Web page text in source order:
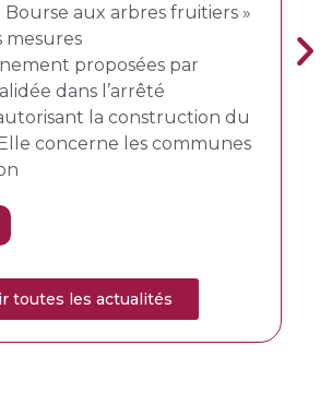
Bourse aux arbres fruitiers »
mesures
proposées par
dans l’arrêté
la construction du
concerne les communes
toutes les actualités